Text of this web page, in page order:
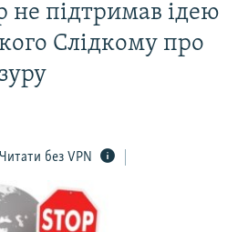
не підтримав ідею
Слідкому про
Читати без VPN